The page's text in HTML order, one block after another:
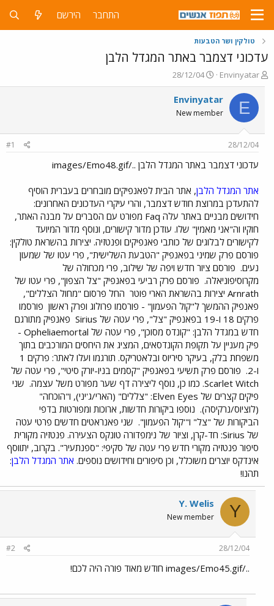
התחבר הירשם
טולקין ושר הטבעות
עדכוני דצמבר באתר המגדל הלבן
פ
ו
ת
ח
ה
ש
א
Envinyatar
פ
ו
ר
ס
ם
ר
ך
28/12/04
E
Envinyatar
New member
28/12/04
#1
עדכוני דצמבר באתר המגדל הלבן ../images/Emo48.gif
אתר המגדל הלבן, אתר הבית לפאנפיקים מובחרים בעברית הוסיף
להתעדכן במרוצת חודש דצמבר, והרי עיקרי העדכונים האחרונים:
חידושים מבניים באתר עלה Faq מפורט עם הסברים על מבנה האתר,
חוקיו וה"אני מאמין" שלו. עודכן מדור קישורים, ונוסף מדור המיועד
לקישורים לבלוגים של כותבי פאנפיקים ופנטזיה. יצירות בהשראת טולקין:
פורסם פרק שמיני בפאנפיק "הטבעת השלישית", פרי עטו של שמעון
נעים. פורסם ציור חדש ויפה של שילוב, פרי מכחולה של
מקרוסיפוניאלה. פורסם פרק רביעי בפאנפיק "צל הצפון", פרי עטו של
Arnrath יצירות בהשראת הארי פוטר
החל פרסום "מחול הצללים",
פאנפיק ההמשך ל"קול הפעמון" - פורסמו פרולוג ופרק ראשון פורסמו
פרקים 18 ו-19 בפאנפיק "צל", פרי עטה של Sirius
פאנפיק מתורגם
חדש במגדל הלבן: "קונדס מסוכן", פרי עטה של Opheliaemortal -
פיק מעניין על תקופת הקונדסאים, המציג את היחסים המורכבים בתוך
משפחת בלק, בעיקר סיריוס ובלאטריקס. תורגמו ועלו לאתר: פרקים 1
ו-2.
פורסם פרק תשיעי בפאנפיק "קסמים בניו-יורק סיטי", פרי עטה של
Scarlet Witch. כמו כן, נוסף ליצירה דף שער מפורט משל עצמה.
שני
פיקים קצרים של Elven Eyes: "צללים" (הארי/ג'יני), ו"הוכחה"
(לוציוס/נרקיסה). נוספו ביקורות חדשות, ארוכות ומפורטות בדפי
הביקורות של "צל" ו"'קול הפעמון". שני פאנראטים חדשים פרטי עטה
של Sirius: חד-קרן, וציור של נימפדורה טונקס הצעירה. פנטזיה מקורית
סיפור פנטזיה מקורי חדש פרי עטה של סקיפי: "ספנתעיר". בקרוב, יתווסף
אינדקס יוצרים משוכלל, וכן סיפורים וחידושים נוספים. אתר המגדל הלבן:
תהנו!
Y
Y. Welis
New member
28/12/04
#2
../images/Emo45.gif חודש מאוד פורה היה לכם!